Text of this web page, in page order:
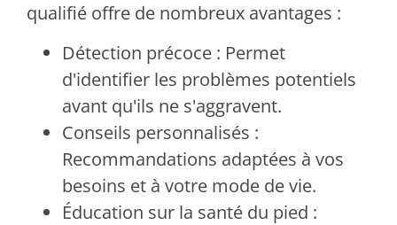
qualifié offre de nombreux avantages :
Détection précoce : Permet
d'identifier les problèmes potentiels
avant qu'ils ne s'aggravent.
Conseils personnalisés :
Recommandations adaptées à vos
besoins et à votre mode de vie.
Éducation sur la santé du pied :